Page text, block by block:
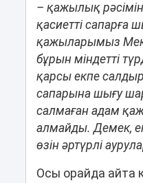
– қажылық
қасиетті сапарға
қажыларымыз
бұрын міндетті
қарсы екпе
сапарына шығу
салмаған адам
алмайды. Демек,
өзін әртүрлі
Осы орайда айта